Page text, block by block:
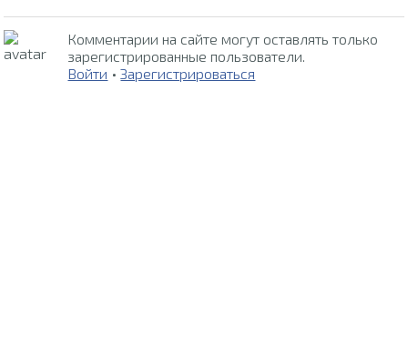
Комментарии на сайте могут оставлять только
зарегистрированные пользователи.
Войти •Зарегистрироваться